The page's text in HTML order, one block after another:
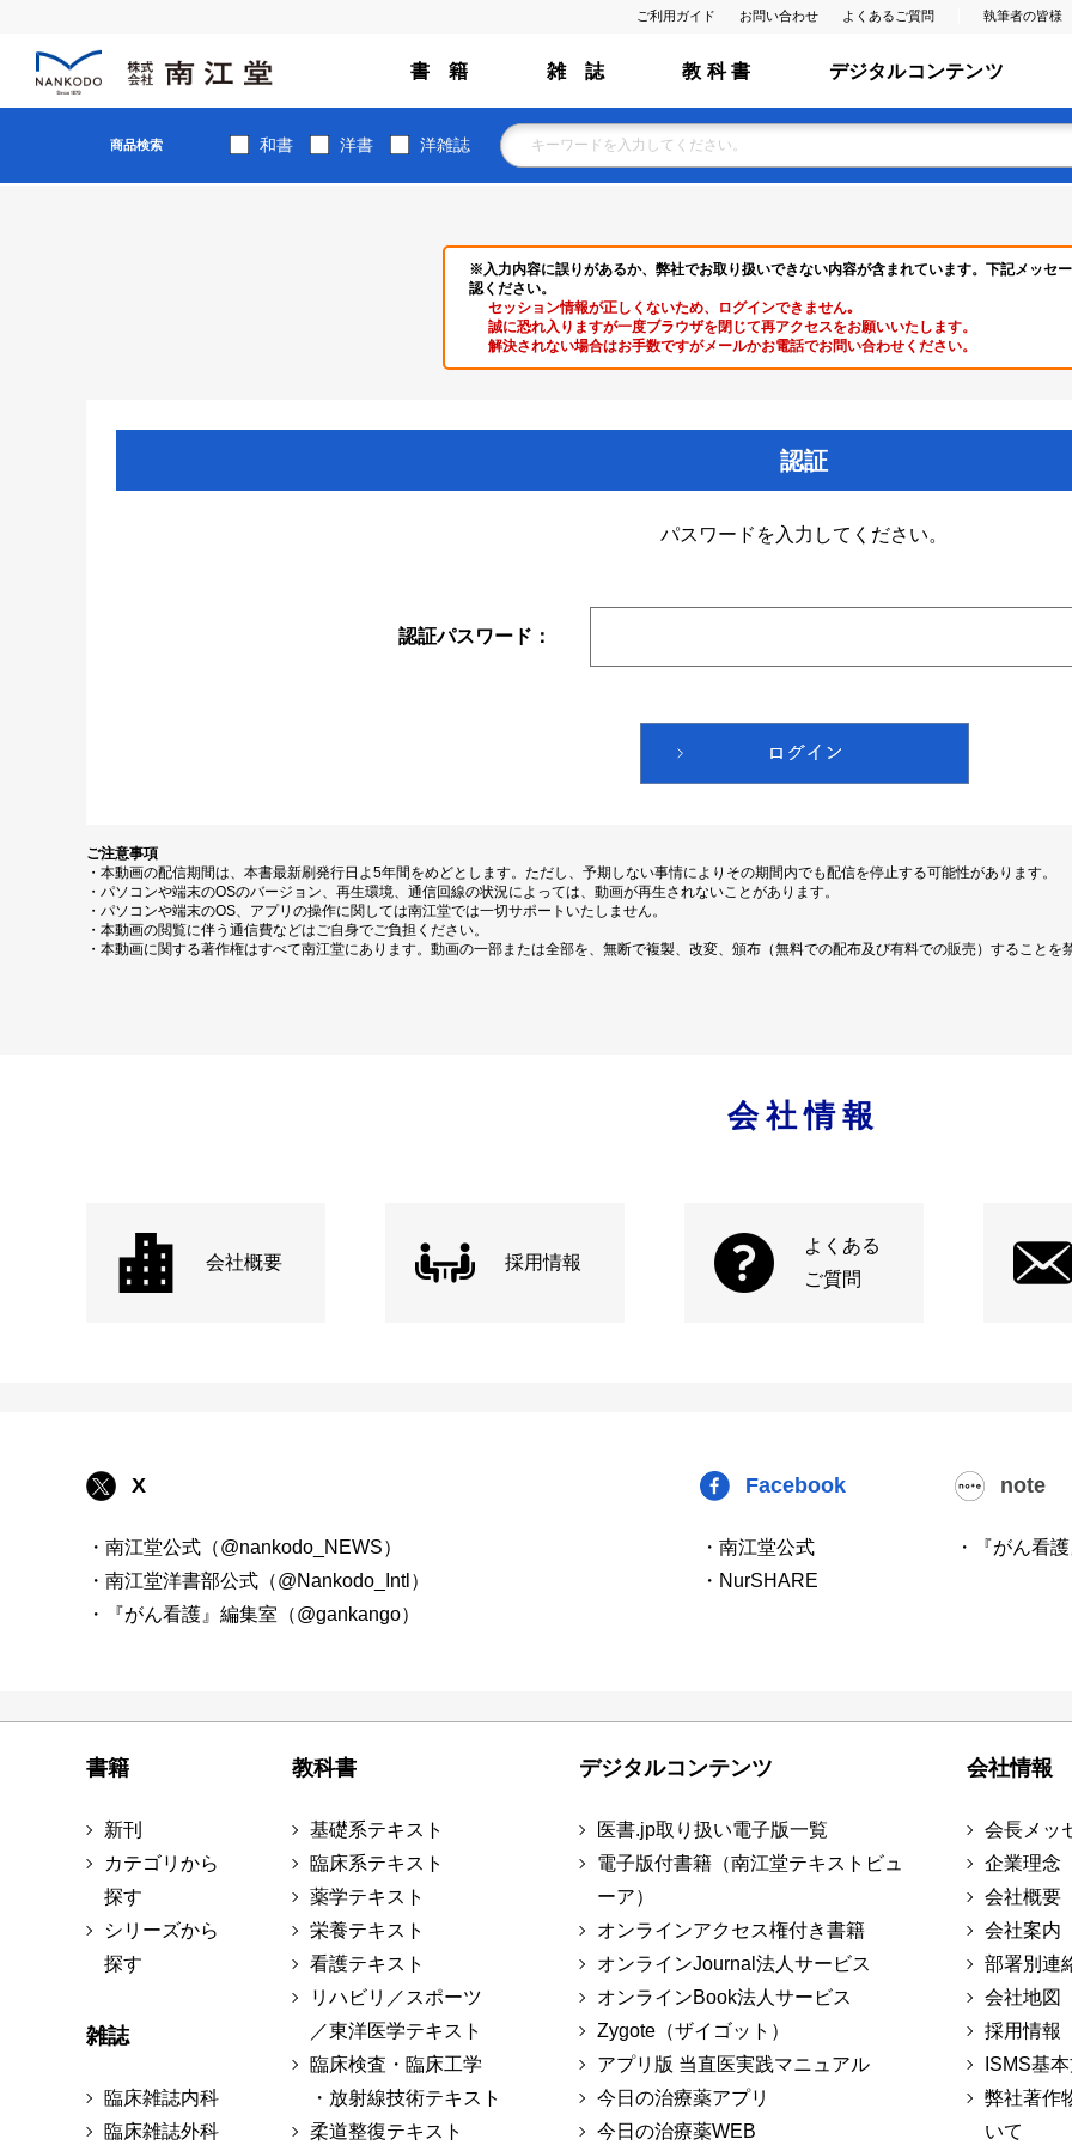
ご利用ガイド お問い合わせ よくあるご質問 執筆者の皆様
書 籍 雑 誌 教 科 書 デジタルコンテンツ
商品検索 和書 洋書 洋雑誌
※入力内容に誤りがあるか、弊社でお取り扱いできない内容が含まれています。下記メッセ
認ください。
セッション情報が正しくないため、ログインできません｡
誠に恐れ入りますが一度ブラウザを閉じて再アクセスをお願いいたします。
解決されない場合はお手数ですがメールかお電話でお問い合わせください。
認証
パスワードを入力してください。
認証パスワード：
ご注意事項
・本動画の配信期間は、本書最新刷発行日よ5年間をめどとします。ただし、予期しない事情によりその期間内でも配信を停止する可能性があります。
・パソコンや端末のOSのバージョン、再生環境、通信回線の状況によっては、動画が再生されないことがあります。
・パソコンや端末のOS、アプリの操作に関しては南江堂では一切サポートいたしません。
・本動画の閲覧に伴う通信費などはご自身でご負担ください。
・本動画に関する著作権はすべて南江堂にあります。動画の一部または全部を、無断で複製、改変、頒布（無料での配布及び有料での販売）することを
会社情報
会社概要 採用情報
よくある
ご質問
X
・南江堂公式（@nankodo_NEWS）
・南江堂洋書部公式（@Nankodo_Intl）
・『がん看護』編集室（@gankango）
Facebook
・南江堂公式
・NurSHARE
note
・『がん看
書籍
新刊
カテゴリから
探す
シリーズから
探す
雑誌
臨床雑誌内科
臨床雑誌外科
教科書
基礎系テキスト
臨床系テキスト
薬学テキスト
栄養テキスト
看護テキスト
リハビリ／スポーツ
／東洋医学テキスト
臨床検査・臨床工学
・放射線技術テキスト
柔道整復テキスト
デジタルコンテンツ
医書.jp取り扱い電子版一覧
電子版付書籍（南江堂テキストビュ
ーア）
オンラインアクセス権付き書籍
オンラインJournal法人サービス
オンラインBook法人サービス
Zygote（ザイゴット）
アプリ版 当直医実践マニュアル
今日の治療薬アプリ
今日の治療薬WEB
会社情報
会長メッ
企業理念
会社概要
会社案内
部署別連
会社地図
採用情報
ISMS基
弊社著作
いて